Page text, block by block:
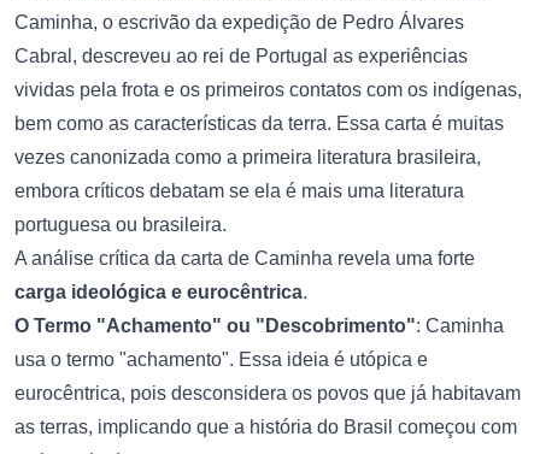
Caminha, o escrivão da expedição de Pedro Álvares
Cabral, descreveu ao rei de Portugal as experiências
vividas pela frota e os primeiros contatos com os indígenas,
bem como as características da terra. Essa carta é muitas
vezes canonizada como a primeira literatura brasileira,
embora críticos debatam se ela é mais uma literatura
portuguesa ou brasileira.
A análise crítica da carta de Caminha revela uma forte
carga ideológica e eurocêntrica.
O Termo "Achamento" ou "Descobrimento": Caminha
usa o termo "achamento". Essa ideia é utópica e
eurocêntrica, pois desconsidera os povos que já habitavam
as terras, implicando que a história do Brasil começou com